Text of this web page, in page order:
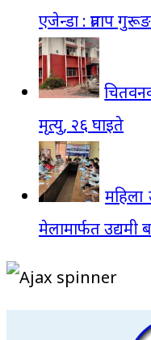
एजेन्डा : प्रताप
मृत्यु, २६ घाइते
महिला
मेलामार्फत उद्यमी